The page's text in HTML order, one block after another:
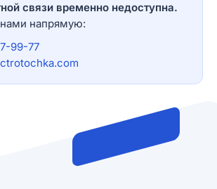
связи временно недоступна.
напрямую:
99-77